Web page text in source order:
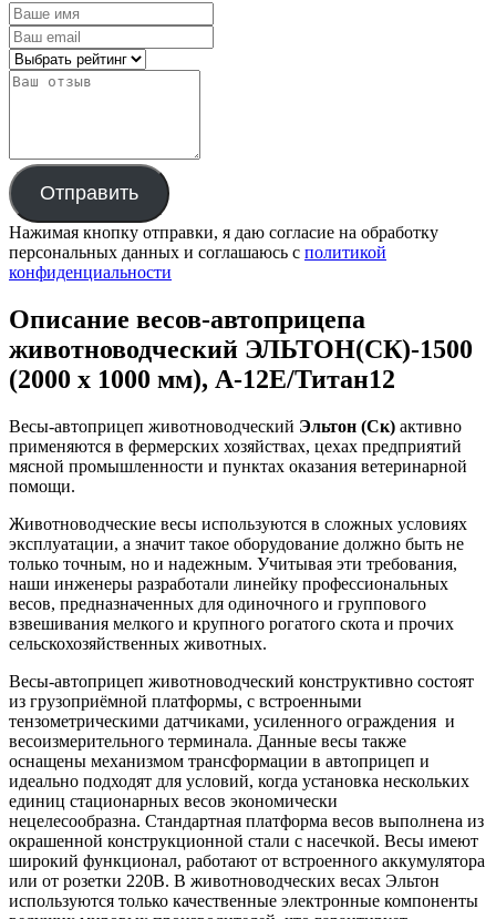
Отправить
Нажимая кнопку отправки, я даю согласие на обработку
персональных данных и соглашаюсь с политикой
конфиденциальности
Описание весов-автоприцепа
животноводческий ЭЛЬТОН(СК)-1500
(2000 х 1000 мм), А-12Е/Титан12
Весы-автоприцеп животноводческий Эльтон (Ск) активно
применяются в фермерских хозяйствах, цехах предприятий
мясной промышленности и пунктах оказания ветеринарной
помощи.
Животноводческие весы используются в сложных условиях
эксплуатации, а значит такое оборудование должно быть не
только точным, но и надежным. Учитывая эти требования,
наши инженеры разработали линейку профессиональных
весов, предназначенных для одиночного и группового
взвешивания мелкого и крупного рогатого скота и прочих
сельскохозяйственных животных.
Весы-автоприцеп животноводческий конструктивно состоят
из грузоприёмной платформы, с встроенными
тензометрическими датчиками, усиленного ограждения и
весоизмерительного терминала. Данные весы также
оснащены механизмом трансформации в автоприцеп и
идеально подходят для условий, когда установка нескольких
единиц стационарных весов экономически
нецелесообразна. Стандартная платформа весов выполнена из
окрашенной конструкционной стали с насечкой. Весы имеют
широкий функционал, работают от встроенного аккумулятора
или от розетки 220В. В животноводческих весах Эльтон
используются только качественные электронные компоненты